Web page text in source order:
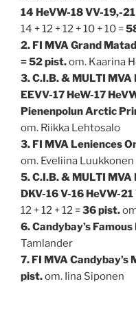
14 HeVW-18 VV-19,-
14 + 12 + 12 + 10 + 10 =
2. FI MVA Grand
= 52 pist.om. Kaarina
3. C.I.B. & MULTI MVA
EEVV-17 HeW-17
Pienenpolun Arctic
om. Riikka Lehtosalo
3. FI MVA Leniences
om. Eveliina Luukkonen
5. C.I.B. & MULTI
DKV-16 V-16 HeVW-
12 + 12 + 12 =36 pist.
6. Candybay’s Famous
Tamlander
7. FI MVA Candybay’s
pist.om. Iina Siponen